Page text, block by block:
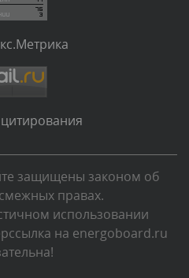
виден после проверки
виден после проверки
виден после проверки
Вчера, в 15:09
защищены законом об
правах.
использовании
на energoboard.ru